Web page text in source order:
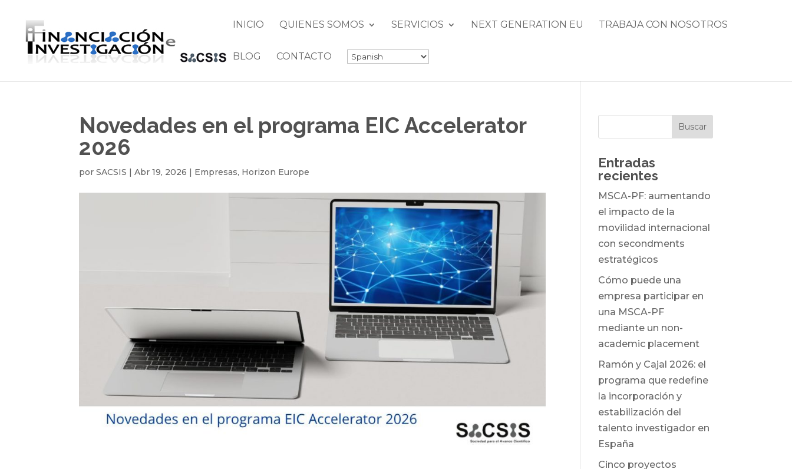
INICIO QUIENES SOMOS SERVICIOS NEXT GENERATION EU TRABAJA CON NOSOTROS
BLOG CONTACTO
Novedades en el programa EIC Accelerator
2026
porSACSIS |Abr 19, 2026 | Empresas, Horizon Europe
Entradas
recientes
MSCA-PF: aumentando
el impacto de la
movilidad internacional
con secondments
estratégicos
Cómo puede una
empresa participar en
una MSCA-PF
mediante un non-
academic placement
Ramón y Cajal 2026: el
programa que redefine
la incorporación y
estabilización del
talento investigador en
España
Cinco proyectos